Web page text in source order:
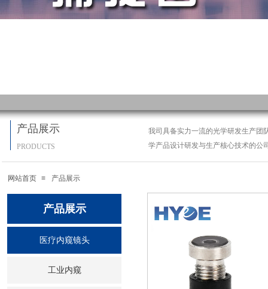
我司具备实力一流的光学研发生产团
学产品设计研发与生产核心技术的公
产品展示
PRODUCTS
网站首页 ≡ 产品展示
产品展示
医疗内窥镜头
工业内窥